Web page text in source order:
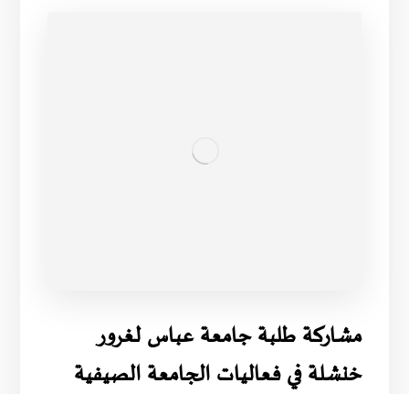
مشاركة طلبة جامعة عباس لغرور
خنشلة في فعاليات الجامعة الصيفية